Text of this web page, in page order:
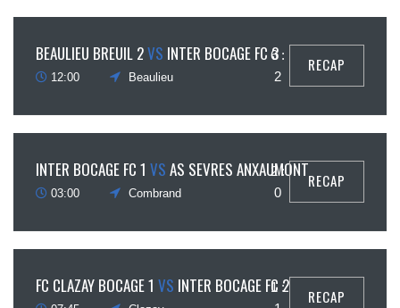
BEAULIEU BREUIL 2VS INTER BOCAGE FC 3
12:00 Beaulieu
6 :
2
RECAP
INTER BOCAGE FC 1 VS AS SEVRES ANXAUMONT
03:00 Combrand
2 :
0
RECAP
FC CLAZAY BOCAGE 1 VS INTER BOCAGE FC 2
1 :
RECAP